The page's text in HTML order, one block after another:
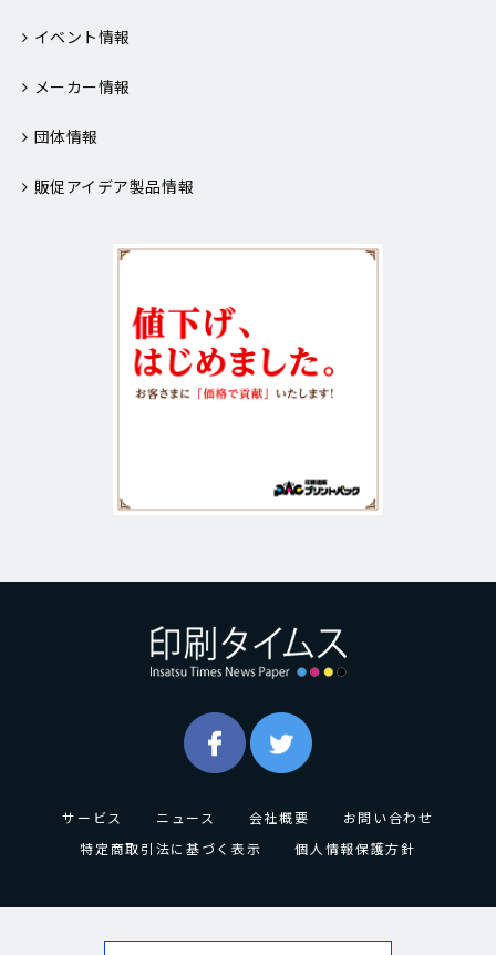
イベント情報
メーカー情報
団体情報
販促アイデア製品情報
サービス ニュース 会社概要
お問い合わせ
特定商取引法に基づく表示
個人情報保護方針